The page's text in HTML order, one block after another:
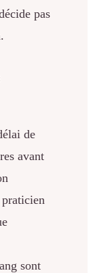
pas
de
avant
sont